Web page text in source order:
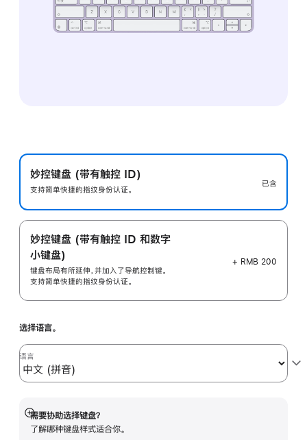
妙控键盘 (带有触控 ID)
支持简单快捷的指纹身份认证。
已含
妙控键盘 (带有触控 ID 和数字
小键盘)
键盘布局有所延伸，并加入了导航控制键。
支持简单快捷的指纹身份认证。
+ RMB 200
选择语言。
语言
需要协助选择键盘？
了解哪种键盘样式适合你。
展
开